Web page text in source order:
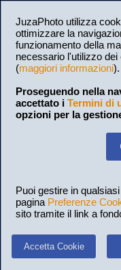
JuzaPhoto utilizza
ottimizzare la
funzionamento della
necessario l'utilizzo
(maggiori informazioni).
Proseguendo nella
accettato i Termini di
opzioni per la
Puoi gestire in
pagina Preferenze
sito tramite il link a
Accetta Cookie